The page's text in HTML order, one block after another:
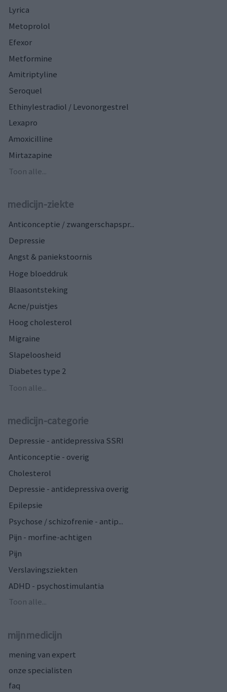
Lyrica
Metoprolol
Efexor
Metformine
Amitriptyline
Seroquel
Ethinylestradiol / Levonorgestrel
Lexapro
Amoxicilline
Mirtazapine
Toon alle...
medicijn-ziekte
Anticonceptie / zwangerschapspr...
Depressie
Angst & paniekstoornis
Hoge bloeddruk
Blaasontsteking
Acne/puistjes
Hoog cholesterol
Migraine
Slapeloosheid
Diabetes type 2
Toon alle...
medicijn-categorie
Depressie - antidepressiva SSRI
Anticonceptie - overig
Cholesterol
Depressie - antidepressiva overig
Epilepsie
Psychose / schizofrenie - antip...
Pijn - morfine-achtigen
Pijn
Verslavingsziekten
ADHD - psychostimulantia
Toon alle...
mijnmedicijn
mening van expert
onze specialisten
faq